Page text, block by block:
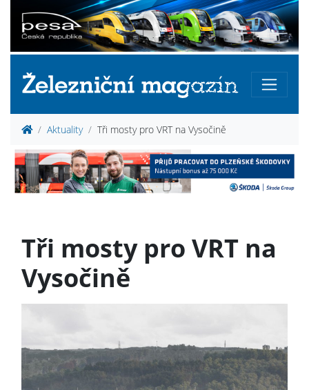
Aktuality Tři mosty pro VRT na Vysočině
Tři mosty pro VRT na
Vysočině